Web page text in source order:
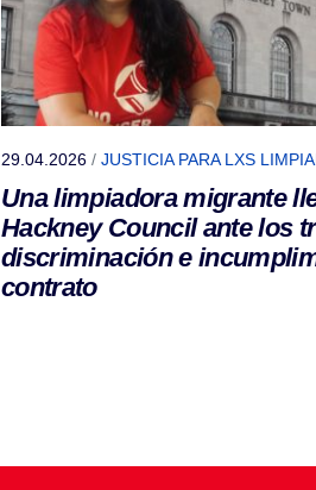
29.04.2026 / JUSTICIA PARA LXS
Una limpiadora migrante
Hackney Council ante los
discriminación e
contrato